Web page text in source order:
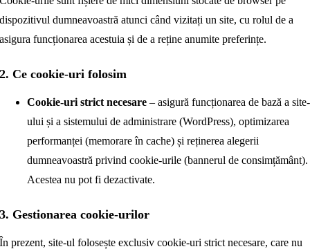
dispozitivul dumneavoastră atunci când vizitați un site, cu rolul de a
asigura funcționarea acestuia și de a reține anumite preferințe.
2. Ce cookie-uri folosim
Cookie-uri strict necesare – asigură funcționarea de bază a site-
ului și a sistemului de administrare (WordPress), optimizarea
performanței (memorare în cache) și reținerea alegerii
dumneavoastră privind cookie-urile (bannerul de consimțământ).
Acestea nu pot fi dezactivate.
3. Gestionarea cookie-urilor
În prezent, site-ul folosește exclusiv cookie-uri strict necesare, care nu